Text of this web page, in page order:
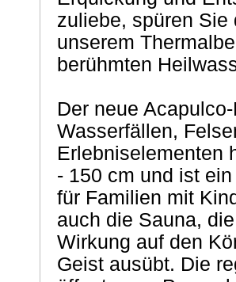
zuliebe, spüren Sie
unserem
berühmten
Der neue
Wasserfällen,
Erlebniselementen
- 150 cm und ist
für Familien mit
auch die Sauna,
Wirkung auf den
Geist ausübt. Die